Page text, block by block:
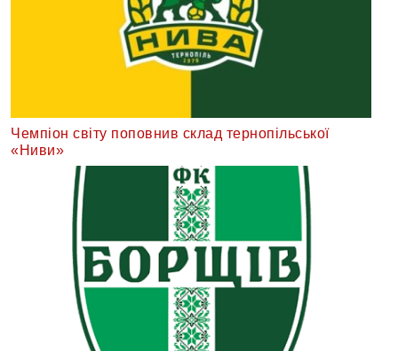
Чемпіон світу поповнив склад тернопільської
«Ниви»